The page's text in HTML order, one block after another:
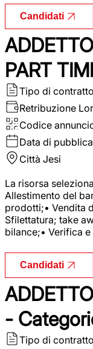
Candidati
PART
Tipo di contratto
Retribuzione
Codice
Data di
Città Jesi
La risorsa
Allestimento del
prodotti;• Vendita
Sfilettatura; take
bilance;• Verifica
Candidati
-
Tipo di contratto